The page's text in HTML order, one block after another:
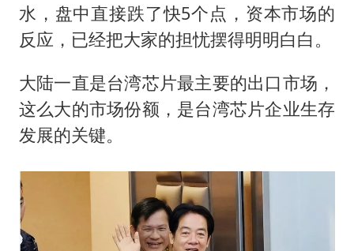
水，盘中直接跌了快5个点，资本市场的
反应，已经把大家的担忧摆得明明白白。
大陆一直是台湾芯片最主要的出口市场，
这么大的市场份额，是台湾芯片企业生存
发展的关键。